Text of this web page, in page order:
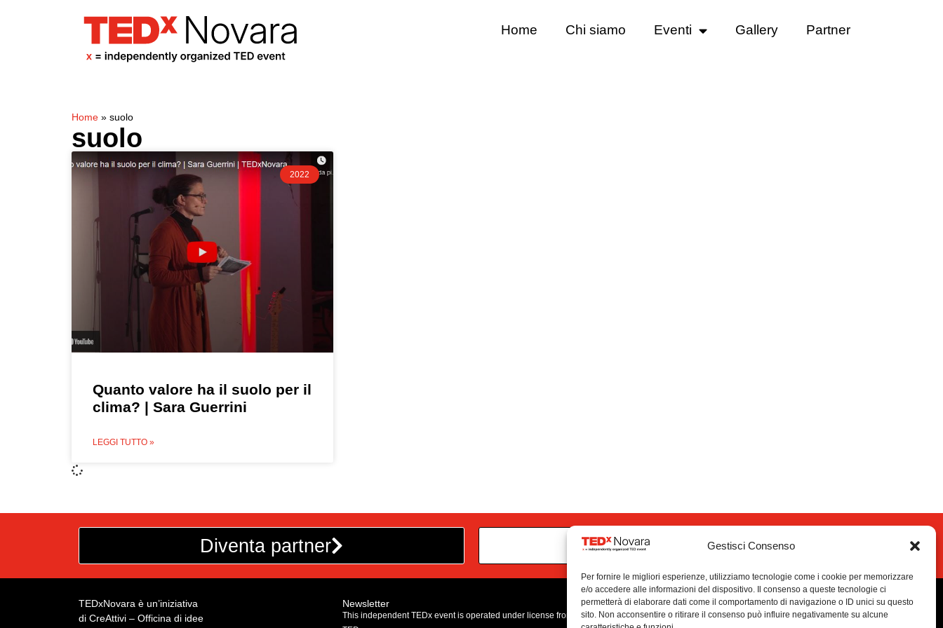
Gestisci Consenso
Per fornire le migliori esperienze, utilizziamo tecnologie come i cookie per memorizzare
e/o accedere alle informazioni del dispositivo. Il consenso a queste tecnologie ci
permetterà di elaborare dati come il comportamento di navigazione o ID unici su questo
sito. Non acconsentire o ritirare il consenso può influire negativamente su alcune
Home Chi siamo Eventi Gallery Partner
Home » suolo
suolo
2022
Quanto valore ha il suolo per il
clima? | Sara Guerrini
LEGGI TUTTO »
Diventa partner Diventa volontario
TEDxNovara è un’iniziativa
di CreAttivi – Officina di idee
Newsletter
This independent TEDx event is operated under license from